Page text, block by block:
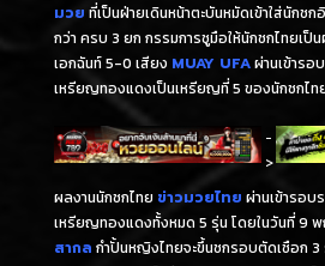
มวย ที่เป็นฝ่ายเดินหน้าตะบันหมัดเข้าใส่นักช
กว่า ครบ 3 ยก กรรมการชูมือให้นักชกไทยเป็
เอกฉันท์ 5-0 เสียง MUAY UFAผ่านเข้ารอ
เหรียญทองแดงเป็นเหรียญที่ 5 ของนักชกไท
-
>
ผลงานนักชกไทย ข่าวมวยไทย ผ่านเข้ารอบ
เหรียญทองแดงทั้งหมด 5 รุ่น โดยในวันที่ 9
สากล กำปั้นหญิงไทยจะขึ้นชกรอบตัดเชือก 3